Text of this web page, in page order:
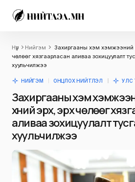
Нүүр Нийгэм
Захиргааны хэм хэмжээний
чөлөөг хязгаарласан аливаа зохицуулалт
хуульчилжээ
НИЙГЭМ ОНЦЛОХ НИЙТЛЭЛ УЛС
Захиргааны хэм
хүний эрх, эрх чөлөөг
аливаа зохицуулалт
хуульчилжээ